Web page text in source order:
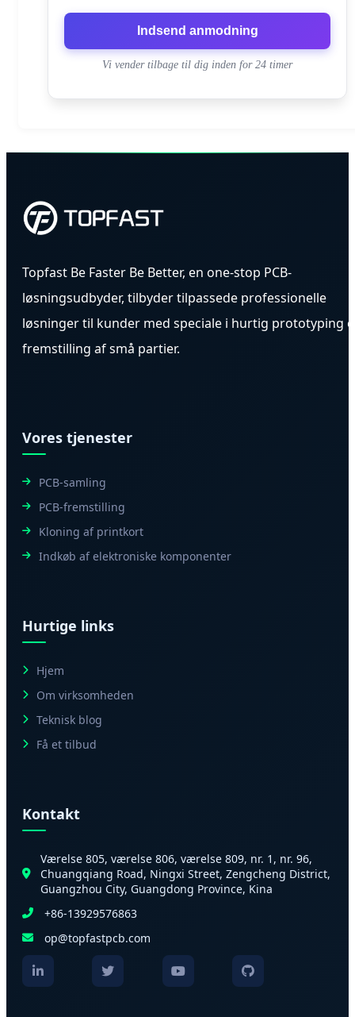
Indsend anmodning
Vi vender tilbage til dig inden for 24 timer
Topfast Be Faster Be Better, en one-stop PCB-
løsningsudbyder, tilbyder tilpassede professionelle
løsninger til kunder med speciale i hurtig prototyping
fremstilling af små partier.
Vores tjenester
PCB-samling
PCB-fremstilling
Kloning af printkort
Indkøb af elektroniske komponenter
Hurtige links
Hjem
Om virksomheden
Teknisk blog
Få et tilbud
Kontakt
Værelse 805, værelse 806, værelse 809, nr. 1, nr. 96,
Chuangqiang Road, Ningxi Street, Zengcheng District,
Guangzhou City, Guangdong Province, Kina
+86-13929576863
op@topfastpcb.com